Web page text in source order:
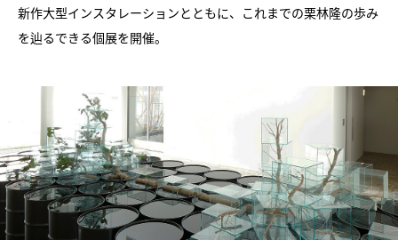
新作大型インスタレーションとともに、これまでの栗林隆の歩み
を辿るできる個展を開催。